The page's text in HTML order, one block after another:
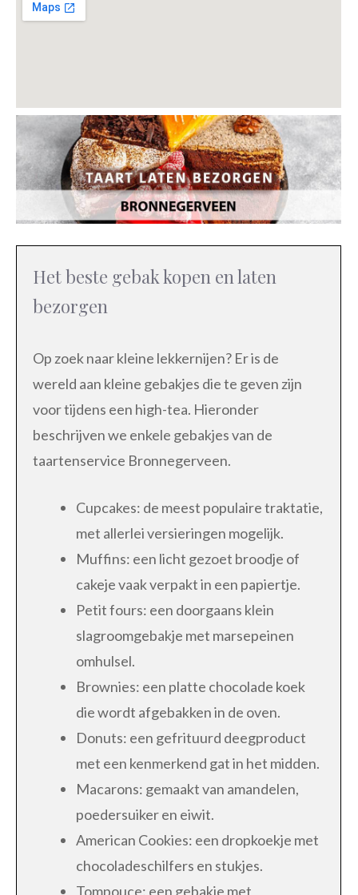
Het beste gebak kopen en laten
bezorgen
Op zoek naar kleine lekkernijen? Er is de
wereld aan kleine gebakjes die te geven zijn
voor tijdens een high-tea. Hieronder
beschrijven we enkele gebakjes van de
taartenservice Bronnegerveen.
Cupcakes: de meest populaire traktatie,
met allerlei versieringen mogelijk.
Muffins: een licht gezoet broodje of
cakeje vaak verpakt in een papiertje.
Petit fours: een doorgaans klein
slagroomgebakje met marsepeinen
omhulsel.
Brownies: een platte chocolade koek
die wordt afgebakken in de oven.
Donuts: een gefrituurd deegproduct
met een kenmerkend gat in het midden.
Macarons: gemaakt van amandelen,
poedersuiker en eiwit.
American Cookies: een dropkoekje met
chocoladeschilfers en stukjes.
Tompouce: een gebakje met